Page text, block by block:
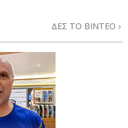
ΔΕΣ ΤΟ ΒΙΝΤΕΟ